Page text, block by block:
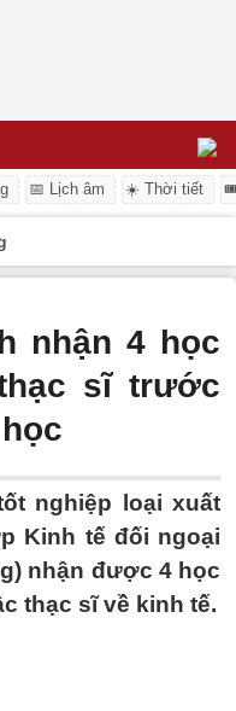
📅 Lịch âm ☀️ Thời tiết
nhận 4 học
sĩ trước
nghiệp loại xuất
Kinh tế đối ngoại
nhận được 4 học
thạc sĩ về kinh tế.